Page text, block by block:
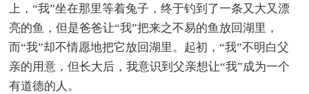
上，“我”坐在那里等着兔子，终于钓到了一条又大又漂
亮的鱼，但是爸爸让“我”把来之不易的鱼放回湖里，
而“我”却不情愿地把它放回湖里。起初，“我”不明白父
亲的用意，但长大后，我意识到父亲想让“我”成为一个
有道德的人。